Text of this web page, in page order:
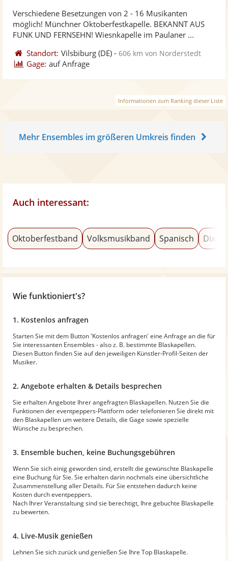
Verschiedene Besetzungen von 2 - 16 Musikanten
möglich! Münchner Oktoberfestkapelle. BEKANNT AUS
FUNK UND FERNSEHN! Wiesnkapelle im Paulaner ...
Standort: Vilsbiburg (DE) -606 km von Norderstedt
Gage: auf Anfrage
Informationen zum Ranking dieser Liste
Mehr Ensembles im größeren Umkreis finden
Auch interessant:
Oktoberfestband Volksmusikband Spanisch
Wie funktioniert's?
1. Kostenlos anfragen
Starten Sie mit dem Button 'Kostenlos anfragen' eine Anfrage an die für
Sie interessanten Ensembles - also z. B. bestimmte Blaskapellen.
Diesen Button finden Sie auf den jeweiligen Künstler-Profil-Seiten der
Musiker.
2. Angebote erhalten & Details besprechen
Sie erhalten Angebote Ihrer angefragten Blaskapellen. Nutzen Sie die
Funktionen der eventpeppers-Plattform oder telefonieren Sie direkt mit
den Blaskapellen um weitere Details, die Gage sowie spezielle
Wünsche zu besprechen.
3. Ensemble buchen, keine Buchungsgebühren
Wenn Sie sich einig geworden sind, erstellt die gewünschte Blaskapelle
eine Buchung für Sie. Sie erhalten darin nochmals eine übersichtliche
Zusammenstellung aller Details. Für Sie entstehen dadurch keine
Kosten durch eventpeppers.
Nach Ihrer Veranstaltung sind sie berechtigt, Ihre gebuchte Blaskapelle
zu bewerten.
4. Live-Musik genießen
Lehnen Sie sich zurück und genießen Sie Ihre Top Blaskapelle.